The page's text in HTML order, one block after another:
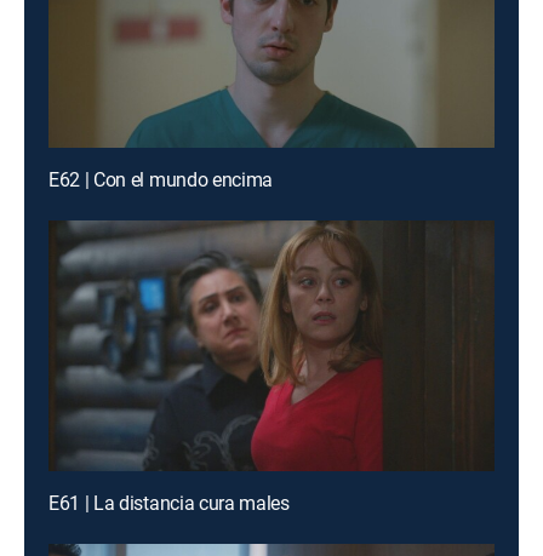
E62 | Con el mundo encima
E61 | La distancia cura males